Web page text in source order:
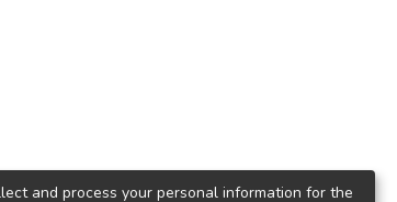
and process your personal information for the